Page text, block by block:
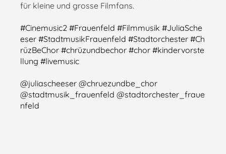
für kleine und grosse Filmfans.
#Cinemusic2 #Frauenfeld #Filmmusik #JuliaSche
eser #StadtmusikFrauenfeld #Stadtorchester #Ch
rüzBeChor #chrüzundbechor #chor #kindervorste
llung #livemusic
@juliascheeser @chruezundbe_chor
@stadtmusik_frauenfeld @stadtorchester_fraue
nfeld